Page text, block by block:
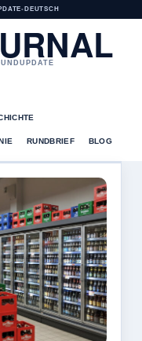
• DEUTSCH
RUNDBRIEF BLOG